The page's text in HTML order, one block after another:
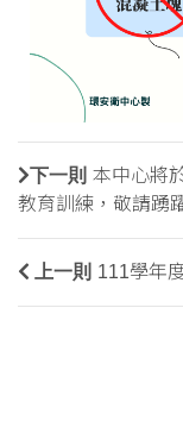
下一則 本中心將
教育訓練，敬請踴
上一則 111學年